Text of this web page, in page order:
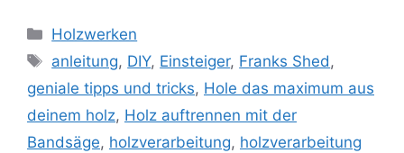
Kategorien
Holzwerken
Schlagwörter
anleitung, DIY, Einsteiger, Franks Shed,
geniale tipps und tricks, Hole das maximum aus
deinem holz, Holz auftrennen mit der
Bandsäge, holzverarbeitung, holzverarbeitung